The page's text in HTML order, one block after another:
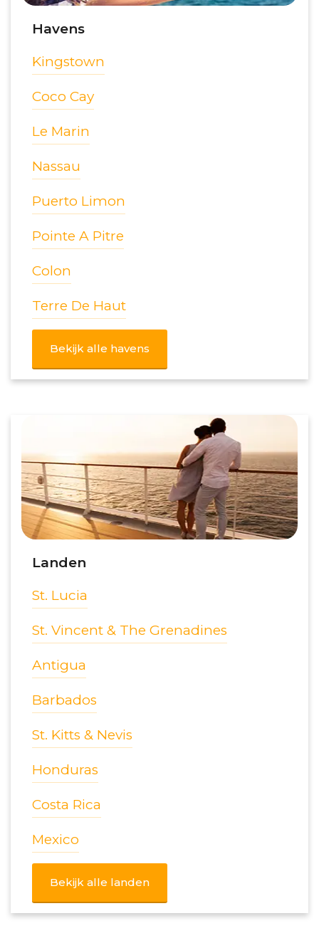
Havens
Kingstown
Coco Cay
Le Marin
Nassau
Puerto Limon
Pointe A Pitre
Colon
Terre De Haut
Bekijk alle havens
Landen
St. Lucia
St. Vincent & The Grenadines
Antigua
Barbados
St. Kitts & Nevis
Honduras
Costa Rica
Mexico
Bekijk alle landen